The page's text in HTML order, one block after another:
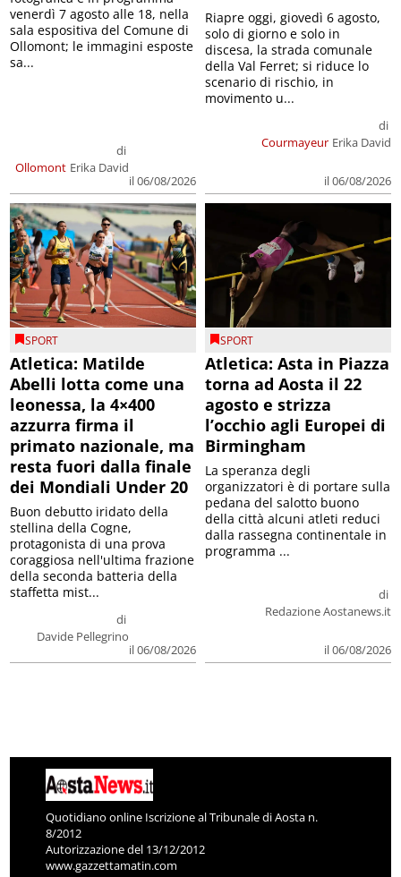
Ollomont
di
Erika David
il 06/08/2026
venerdì 7 agosto alle 18, nella
sala espositiva del Comune di
Ollomont; le immagini esposte
sa...
Courmayeur
di
Erika David
il 06/08/2026
Riapre oggi, giovedì 6 agosto,
solo di giorno e solo in
discesa, la strada comunale
della Val Ferret; si riduce lo
scenario di rischio, in
movimento u...
SPORT
Atletica: Matilde
Abelli lotta come una
leonessa, la 4×400
azzurra firma il
primato nazionale, ma
resta fuori dalla finale
dei Mondiali Under 20
di
Davide Pellegrino
il 06/08/2026
Buon debutto iridato della
stellina della Cogne,
protagonista di una prova
coraggiosa nell'ultima frazione
della seconda batteria della
staffetta mist...
SPORT
Atletica: Asta in Piazza
torna ad Aosta il 22
agosto e strizza
l’occhio agli Europei di
Birmingham
di
Redazione Aostanews.it
il 06/08/2026
La speranza degli
organizzatori è di portare sulla
pedana del salotto buono
della città alcuni atleti reduci
dalla rassegna continentale in
programma ...
Quotidiano online Iscrizione al Tribunale di Aosta n.
8/2012
Autorizzazione del 13/12/2012
www.gazzettamatin.com